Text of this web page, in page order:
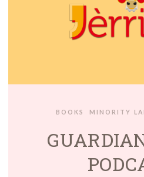
BOOKS MINORITY